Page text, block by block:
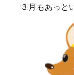
３月もあっと